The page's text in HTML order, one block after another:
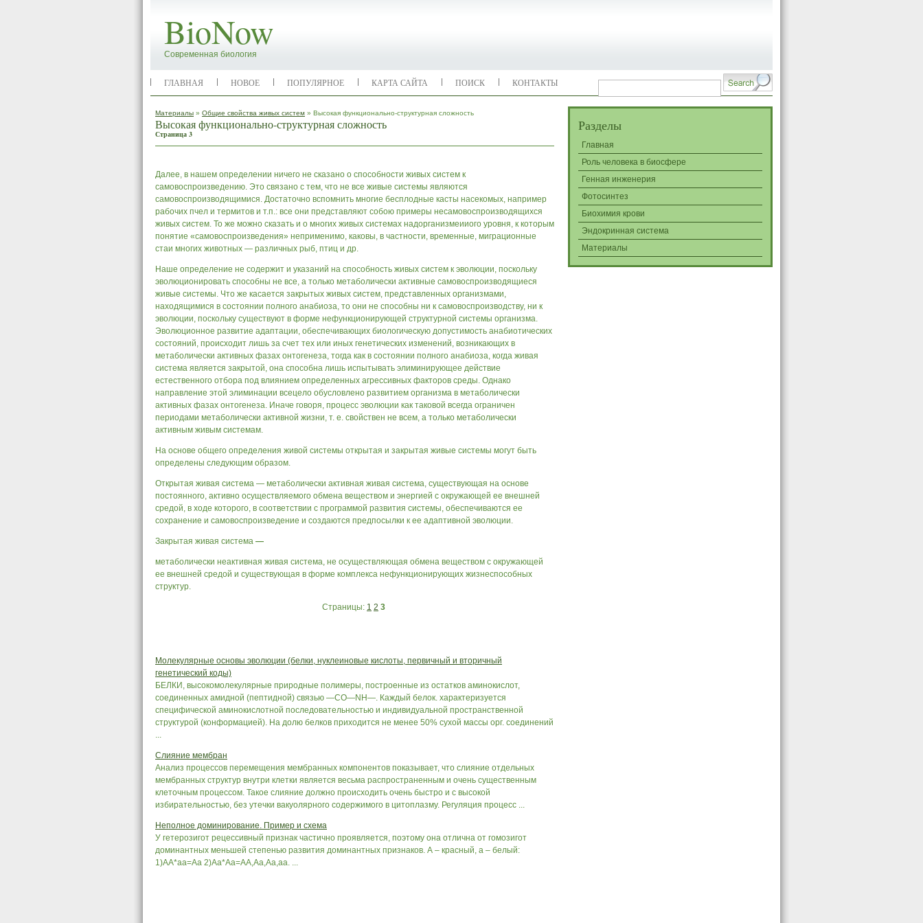
BioNow
Современная биология
ГЛАВНАЯ НОВОЕ ПОПУЛЯРНОЕ КАРТА САЙТА ПОИСК КОНТАКТЫ
Материалы » Общие свойства живых систем » Высокая функционально-структурная сложность
Высокая функционально-структурная сложность
Страница 3
Далее, в нашем определении ничего не сказано о способности живых систем к
самовоспроизведению. Это связано с тем, что не все живые системы являются
самовоспроизводящимися. Достаточно вспомнить многие бесплодные касты насекомых, например
рабочих пчел и термитов и т.п.: все они представляют собою примеры несамовоспроизводящихся
живых систем. То же можно сказать и о многих живых системах надорганизмеииого уровня, к которым
понятие «самовоспроизведения» неприменимо, каковы, в частности, временные, миграционные
стаи многих животных — различных рыб, птиц и др.
Наше определение не содержит и указаний на способность живых систем к эволюции, поскольку
эволюционировать способны не все, а только метаболически активные самовоспроизводящиеся
живые системы. Что же касается закрытых живых систем, представленных организмами,
находящимися в состоянии полного анабиоза, то они не способны ни к самовоспроизводству, ни к
эволюции, поскольку существуют в форме нефункционирующей структурной системы организма.
Эволюционное развитие адаптации, обеспечивающих биологическую допустимость анабиотических
состояний, происходит лишь за счет тех или иных генетических изменений, возникающих в
метаболически активных фазах онтогенеза, тогда как в состоянии полного анабиоза, когда живая
система является закрытой, она способна лишь испытывать элиминирующее действие
естественного отбора под влиянием определенных агрессивных факторов среды. Однако
направление этой элиминации всецело обусловлено развитием организма в метаболически
активных фазах онтогенеза. Иначе говоря, процесс эволюции как таковой всегда ограничен
периодами метаболически активной жизни, т. е. свойствен не всем, а только метаболически
активным живым системам.
На основе общего определения живой системы открытая и закрытая живые системы могут быть
определены следующим образом.
Открытая живая система — метаболически активная живая система, существующая на основе
постоянного, активно осуществляемого обмена веществом и энергией с окружающей ее внешней
средой, в ходе которого, в соответствии с программой развития системы, обеспечиваются ее
сохранение и самовоспроизведение и создаются предпосылки к ее адаптивной эволюции.
Закрытая живая система —
метаболически неактивная живая система, не осуществляющая обмена веществом с окружающей
ее внешней средой и существующая в форме комплекса нефункционирующих жизнеспособных
структур.
Страницы: 1 2 3
Молекулярные основы эволюции (белки, нуклеиновые кислоты, первичный и вторичный
генетический коды)
БЕЛКИ, высокомолекулярные природные полимеры, построенные из остатков аминокислот,
соединенных амидной (пептидной) связью —СО—NH—. Каждый белок. характеризуется
специфической аминокислотной последовательностью и индивидуальной пространственной
структурой (конформацией). На долю белков приходится не менее 50% сухой массы орг. соединений
...
Слияние мембран
Анализ процессов перемещения мембранных компонентов показывает, что слияние отдельных
мембранных структур внутри клетки является весьма распространенным и очень существенным
клеточным процессом. Такое слияние должно происходить очень быстро и с высокой
избирательностью, без утечки вакуолярного содержимого в цитоплазму. Регуляция процесс ...
Неполное доминирование. Пример и схема
У гетерозигот рецессивный признак частично проявляется, поэтому она отлична от гомозигот
доминантных меньшей степенью развития доминантных признаков. А – красный, а – белый:
1)АА*аа=Аа 2)Аа*Аа=АА,Аа,Аа,аа. ...
Разделы
Главная
Роль человека в биосфере
Генная инженерия
Фотосинтез
Биохимия крови
Эндокринная система
Материалы